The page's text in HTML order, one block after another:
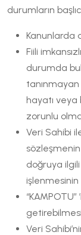
durumların
Kanunlarda
Fiili
durumda
tanınmayan
hayatı veya
zorunlu
Veri Sahibi
doğruya ilgili
işlenmesinin
Veri